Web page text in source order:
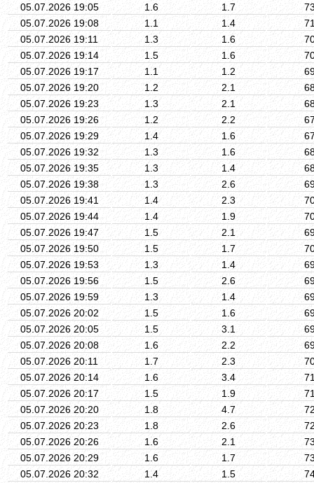
05.07.2026 19:05
1.6 1.7
05.07.2026 19:08
1.1 1.4
05.07.2026 19:11
1.3 1.6
05.07.2026 19:14
1.5 1.6
05.07.2026 19:17
1.1 1.2
05.07.2026 19:20
1.2 2.1
05.07.2026 19:23
1.3 2.1
05.07.2026 19:26
1.2 2.2
05.07.2026 19:29
1.4 1.6
05.07.2026 19:32
1.3 1.6
05.07.2026 19:35
1.3 1.4
05.07.2026 19:38
1.3 2.6
05.07.2026 19:41
1.4 2.3
05.07.2026 19:44
1.4 1.9
05.07.2026 19:47
1.5 2.1
05.07.2026 19:50
1.5 1.7
05.07.2026 19:53
1.3 1.4
05.07.2026 19:56
1.5 2.6
05.07.2026 19:59
1.3 1.4
05.07.2026 20:02
1.5 1.6
05.07.2026 20:05
1.5 3.1
05.07.2026 20:08
1.6 2.2
05.07.2026 20:11
1.7 2.3
05.07.2026 20:14
1.6 3.4
05.07.2026 20:17
1.5 1.9
05.07.2026 20:20
1.8 4.7
05.07.2026 20:23
1.8 2.6
05.07.2026 20:26
1.6 2.1
05.07.2026 20:29
1.6 1.7
05.07.2026 20:32
1.4 1.5